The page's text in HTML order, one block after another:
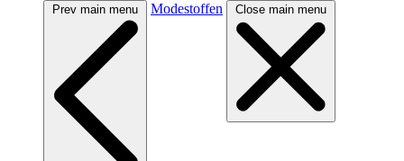
Prev main menu Modestoffen Close main menu